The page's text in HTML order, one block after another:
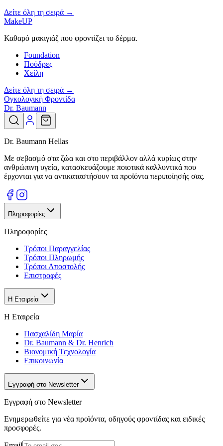
Δείτε όλη τη σειρά →
MakeUP
Καθαρό μακιγιάζ που φροντίζει το δέρμα.
Foundation
Πούδρες
Χείλη
Δείτε όλη τη σειρά →
Ογκολογική Φροντίδα
Dr. Baumann
Dr. Baumann Hellas
Με σεβασμό στα ζώα και στο περιβάλλον αλλά κυρίως στην
ανθρώπινη υγεία, κατασκευάζουμε ποιοτικά καλλυντικά που
έρχονται για να αντικαταστήσουν τα προϊόντα περιποίησής σας.
Πληροφορίες
Πληροφορίες
Τρόποι Παραγγελίας
Τρόποι Πληρωμής
Τρόποι Αποστολής
Επιστροφές
Η Εταιρεία
Η Εταιρεία
Πασχαλίδη Μαρία
Dr. Baumann & Dr. Henrich
Βιονομική Τεχνολογία
Επικοινωνία
Εγγραφή στο Newsletter
Εγγραφή στο Newsletter
Ενημερωθείτε για νέα προϊόντα, οδηγούς φροντίδας και ειδικές
προσφορές.